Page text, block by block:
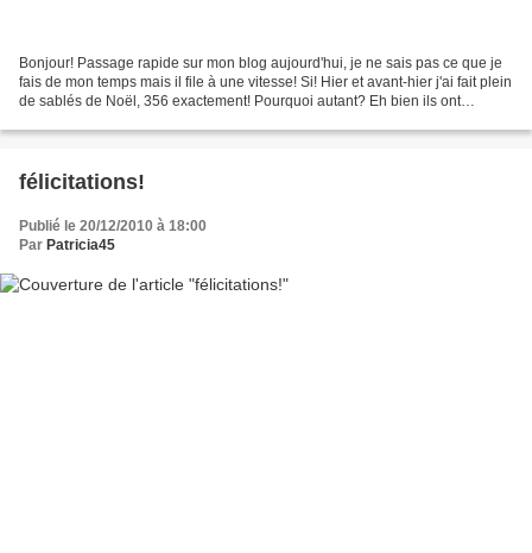
Bonjour! Passage rapide sur mon blog aujourd'hui, je ne sais pas ce que je
fais de mon temps mais il file à une vitesse! Si! Hier et avant-hier j'ai fait plein
de sablés de Noël, 356 exactement! Pourquoi autant? Eh bien ils ont
félicitations!
Publié le 20/12/2010 à 18:00
Par Patricia45